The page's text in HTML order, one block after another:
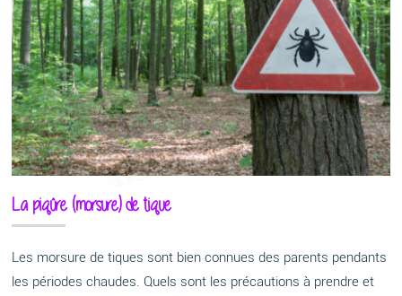
La piqûre (morsure) de tique
Les morsure de tiques sont bien connues des parents pendants
les périodes chaudes. Quels sont les précautions à prendre et